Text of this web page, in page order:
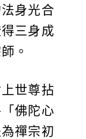
身光合
三身成
。
世尊拈
佛陀心
禪宗初